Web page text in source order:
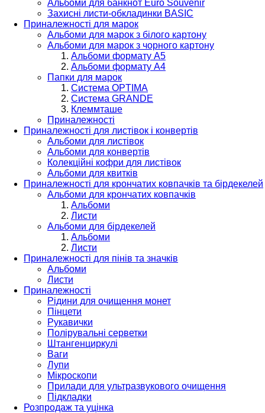
Альбоми для банкнот Euro Souvenir
Захисні листи-обкладинки BASIC
Приналежності для марок
Альбоми для марок з білого картону
Альбоми для марок з чорного картону
Альбоми формату А5
Альбоми формату А4
Папки для марок
Система OPTIMA
Система GRANDE
Клеммташе
Приналежності
Приналежності для листівок і конвертів
Альбоми для листівок
Альбоми для конвертів
Колекційні кофри для листівок
Альбоми для квитків
Приналежності для крончатих ковпачків та бірдекелей
Альбоми для крончатих ковпачків
Альбоми
Листи
Альбоми для бірдекелей
Альбоми
Листи
Приналежності для пінів та значків
Альбоми
Листи
Приналежності
Рідини для очищення монет
Пінцети
Рукавички
Полірувальні серветки
Штангенциркулі
Ваги
Лупи
Мікроскопи
Прилади для ультразвукового очищення
Підкладки
Розпродаж та уцінка